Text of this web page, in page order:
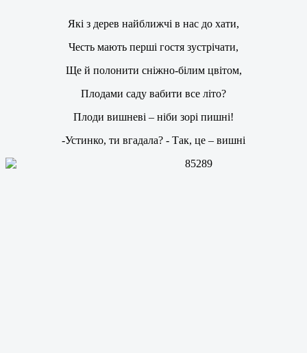
Які з дерев найближчі в нас до хати,
Честь мають перші гостя зустрічати,
Ще й полонити сніжно-білим цвітом,
Плодами саду вабити все літо?
Плоди вишневі – ніби зорі пишні!
-Устинко, ти вгадала? - Так, це – вишні